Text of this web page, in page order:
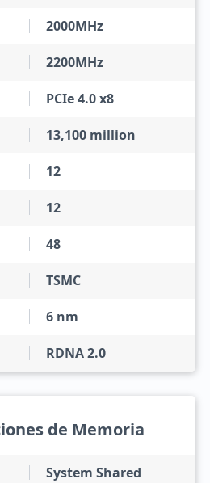
2000MHz
2200MHz
PCIe 4.0 x8
13,100 million
12
12
48
TSMC
6 nm
RDNA 2.0
de Memoria
System Shared